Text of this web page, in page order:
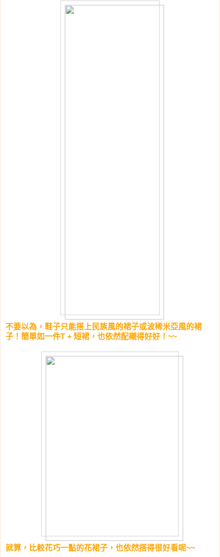
不要以為，鞋子只能搭上民族風的裙子或波稀米亞風的裙
子！簡單如一件T + 短裙，也依然配襯得好好！~~
就算，比較花巧一點的花裙子，也依然搭得很好看呢~~